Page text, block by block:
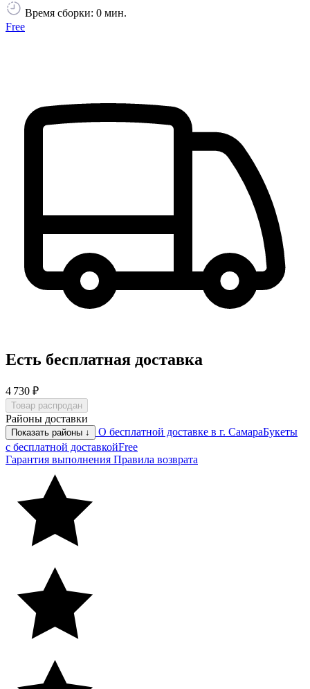
Время сборки: 0 мин.
Free
Есть бесплатная доставка
4 730 ₽
Товар распродан
Районы доставки
Показать районы ↓ О бесплатной доставке в г. СамараБукеты
с бесплатной доставкойFree
Гарантия выполнения Правила возврата